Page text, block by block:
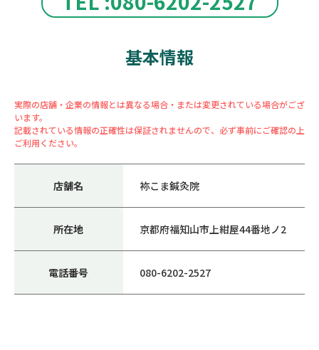
基本情報
実際の店舗・企業の情報とは異なる場合・または変更されている場合がござ
います。
記載されている情報の正確性は保証されませんので、必ず事前にご確認の上
ご利用ください。
店舗名 袮こま鍼灸院
所在地 京都府福知山市上紺屋44番地ノ2
電話番号 080-6202-2527